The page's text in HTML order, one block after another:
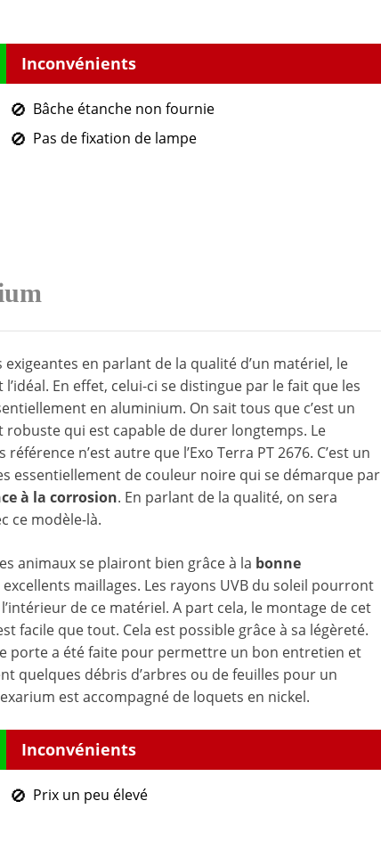
Bâche étanche non fournie
Pas de fixation de lampe
en parlant de la qualité d’un matériel, le
En effet, celui-ci se distingue par le fait que les
en aluminium. On sait tous que c’est un
robuste qui est capable de durer longtemps. Le
n’est autre que l’Exo Terra PT 2676. C’est un
essentiellement de couleur noire qui se démarque par
à la corrosion. En parlant de la qualité, on sera
ce modèle-là.
animaux se plairont bien grâce à la bonne
excellents maillages. Les rayons UVB du soleil pourront
de ce matériel. A part cela, le montage de cet
facile que tout. Cela est possible grâce à sa légèreté.
porte a été faite pour permettre un bon entretien et
quelques débris d’arbres ou de feuilles pour un
est accompagné de loquets en nickel.
Prix un peu élevé